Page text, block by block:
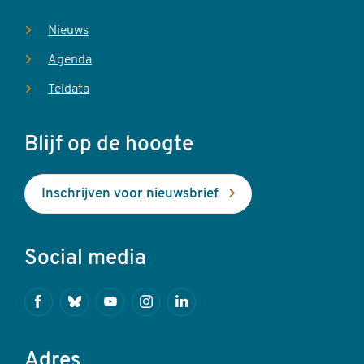
Nieuws
Agenda
Teldata
Blijf op de hoogte
Inschrijven voor nieuwsbrief
Social media
FacebookBlueskyYoutubeInstagramLinkedin